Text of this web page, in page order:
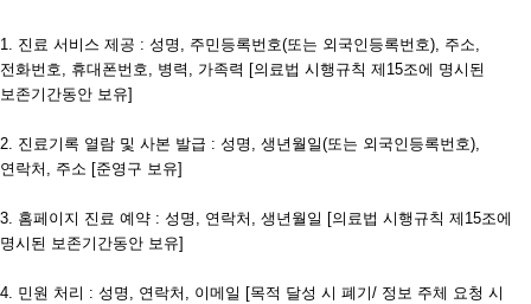
1. 진료 서비스 제공 : 성명, 주민등록번호(또는 외국인등록번호), 주소,
전화번호, 휴대폰번호, 병력, 가족력 [의료법 시행규칙 제15조에 명시된
보존기간동안 보유]
2. 진료기록 열람 및 사본 발급 : 성명, 생년월일(또는 외국인등록번호),
연락처, 주소 [준영구 보유]
3. 홈페이지 진료 예약 : 성명, 연락처, 생년월일 [의료법 시행규칙 제15조에
명시된 보존기간동안 보유]
4. 민원 처리 : 성명, 연락처, 이메일 [목적 달성 시 폐기/ 정보 주체 요청 시